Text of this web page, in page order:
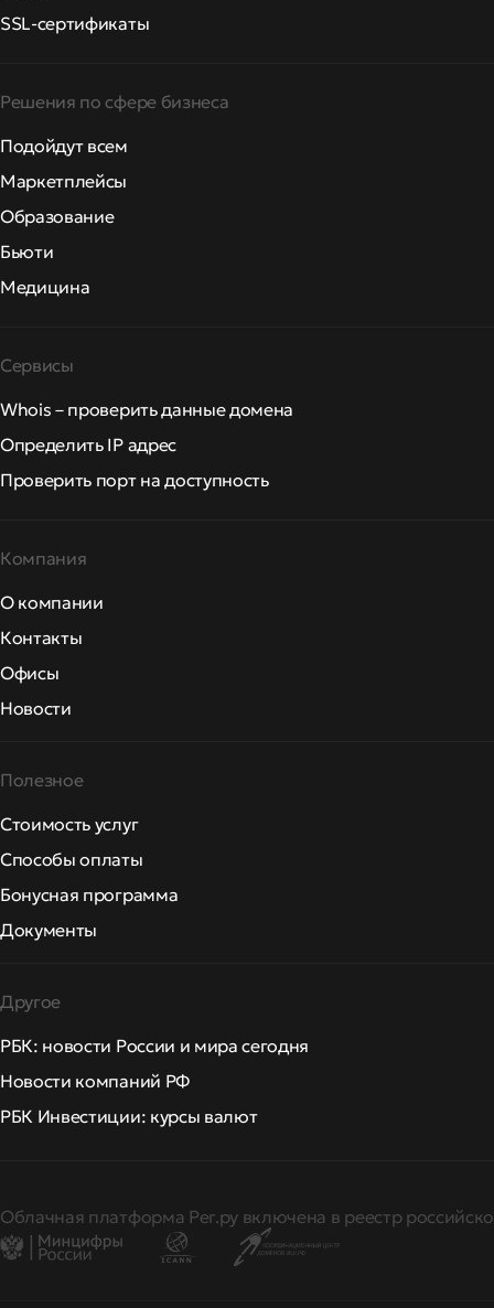
SSL-сертификаты
Решения по сфере бизнеса
Подойдут всем
Маркетплейсы
Образование
Бьюти
Медицина
Сервисы
Whois – проверить данные домена
Определить IP адрес
Проверить порт на доступность
Компания
О компании
Контакты
Офисы
Новости
Полезное
Стоимость услуг
Способы оплаты
Бонусная программа
Документы
Другое
РБК: новости России и мира сегодня
Новости компаний РФ
РБК Инвестиции: курсы валют
Облачная платформа Рег.ру включена в реестр